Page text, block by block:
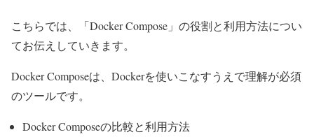
こちらでは、「Docker Compose」の役割と利用方法につい
てお伝えしていきます。
Docker Composeは、Dockerを使いこなすうえで理解が必須
のツールです。
Docker Composeの比較と利用方法